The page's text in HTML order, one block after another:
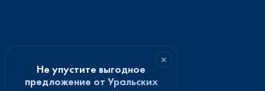
×
Не упустите выгодное
предложение от Уральских